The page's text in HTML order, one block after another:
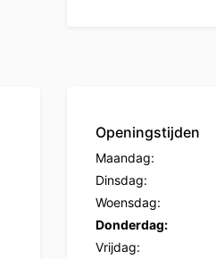
Openingstijden
Maandag:
Dinsdag:
Woensdag:
Donderdag:
Vrijdag: